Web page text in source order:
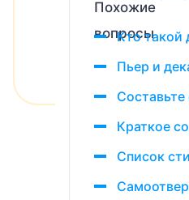
Кто такой
Пьер и
Краткое
Список